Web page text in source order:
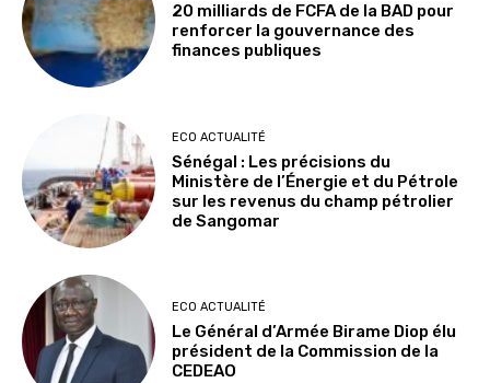
20 milliards de FCFA de la BAD pour
renforcer la gouvernance des
finances publiques
ECO ACTUALITÉ
Sénégal : Les précisions du
Ministère de l’Énergie et du Pétrole
sur les revenus du champ pétrolier
de Sangomar
ECO ACTUALITÉ
Le Général d’Armée Birame Diop élu
président de la Commission de la
CEDEAO